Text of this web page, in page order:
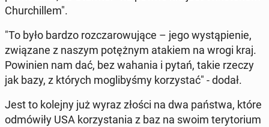
Chur­chil­lem".
"To było bardzo roz­cza­ro­wu­ją­ce – jego wy­stą­pie­nie,
zwią­za­ne z naszym po­tęż­nym atakiem na wrogi kraj.
Po­wi­nien nam dać, bez wahania i pytań, takie rzeczy
jak bazy, z których mo­gli­by­śmy ko­rzy­stać" - dodał.
Jest to kolejny już wyraz złości na dwa państwa, które
od­mó­wi­ły USA ko­rzy­sta­nia z baz na swoim te­ry­to­rium